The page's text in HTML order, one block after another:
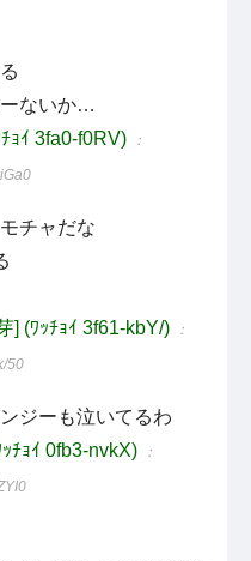
ないか…
ｮｲ 3fa0-f0RV) ：
チャだな
] (ﾜｯﾁｮｲ 3f61-kbY/) ：
50
ジーも泣いてるわ
ﾁｮｲ 0fb3-nvkX) ：